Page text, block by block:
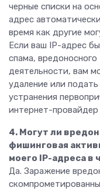
черные списки на
адрес
время как другие
Если ваш IP-адрес
спама,
деятельности, вам
удаление или
устранения
интернет-
4. Могут ли
фишинговая
моего IP-адреса в
Да. Заражение